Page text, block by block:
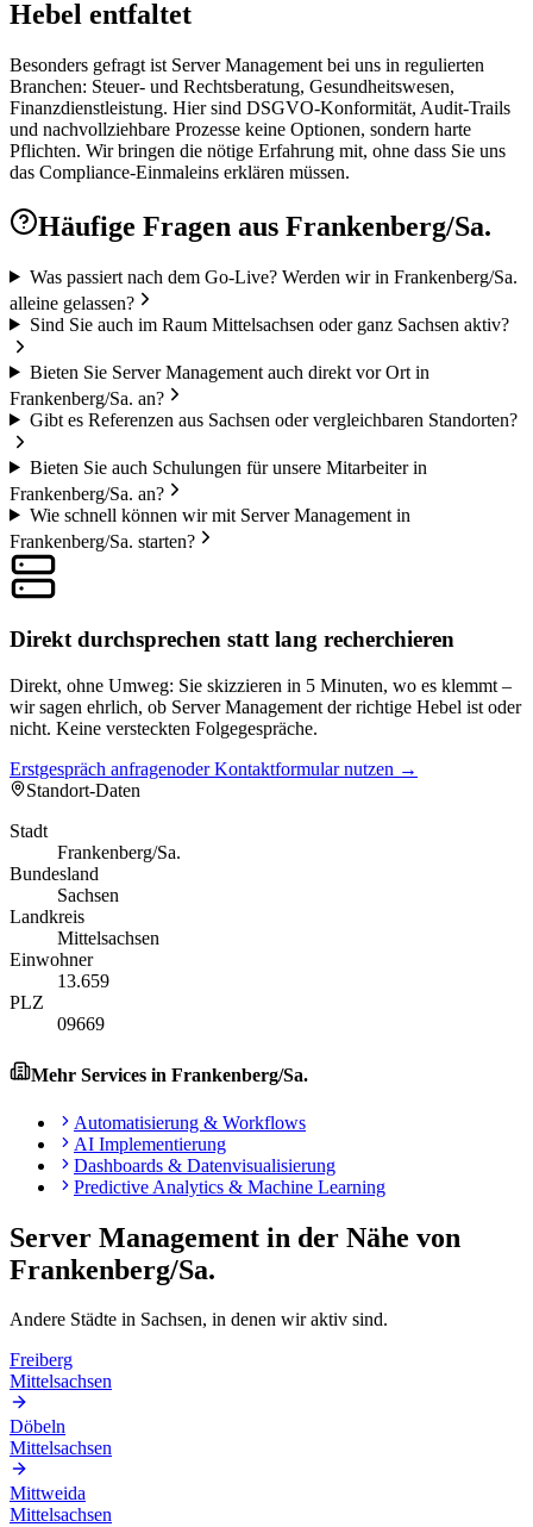
Hebel entfaltet
Besonders gefragt ist Server Management bei uns in regulierten
Branchen: Steuer- und Rechtsberatung, Gesundheitswesen,
Finanzdienstleistung. Hier sind DSGVO-Konformität, Audit-Trails
und nachvollziehbare Prozesse keine Optionen, sondern harte
Pflichten. Wir bringen die nötige Erfahrung mit, ohne dass Sie uns
das Compliance-Einmaleins erklären müssen.
Häufige Fragen aus Frankenberg/Sa.
Was passiert nach dem Go-Live? Werden wir in Frankenberg/Sa.
alleine gelassen?
Sind Sie auch im Raum Mittelsachsen oder ganz Sachsen aktiv?
Bieten Sie Server Management auch direkt vor Ort in
Frankenberg/Sa. an?
Gibt es Referenzen aus Sachsen oder vergleichbaren Standorten?
Bieten Sie auch Schulungen für unsere Mitarbeiter in
Frankenberg/Sa. an?
Wie schnell können wir mit Server Management in
Frankenberg/Sa. starten?
Direkt durchsprechen statt lang recherchieren
Direkt, ohne Umweg: Sie skizzieren in 5 Minuten, wo es klemmt –
wir sagen ehrlich, ob Server Management der richtige Hebel ist oder
nicht. Keine versteckten Folgegespräche.
Erstgespräch anfragenoder Kontaktformular nutzen →
Standort-Daten
Stadt
Frankenberg/Sa.
Bundesland
Sachsen
Landkreis
Mittelsachsen
Einwohner
13.659
PLZ
09669
Mehr Services in Frankenberg/Sa.
Automatisierung & Workflows
AI Implementierung
Dashboards & Datenvisualisierung
Predictive Analytics & Machine Learning
Server Management in der Nähe von
Frankenberg/Sa.
Andere Städte in Sachsen, in denen wir aktiv sind.
Freiberg
Mittelsachsen
Döbeln
Mittelsachsen
Mittweida
Mittelsachsen